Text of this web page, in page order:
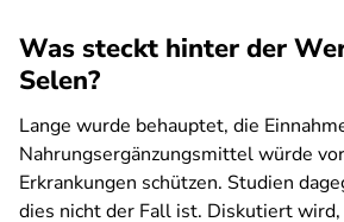
Was steckt hinter der
Selen?
Lange wurde behauptet, die
Nahrungsergänzungsmittel würde
Erkrankungen schützen. Studien
dies nicht der Fall ist. Diskutiert wird,